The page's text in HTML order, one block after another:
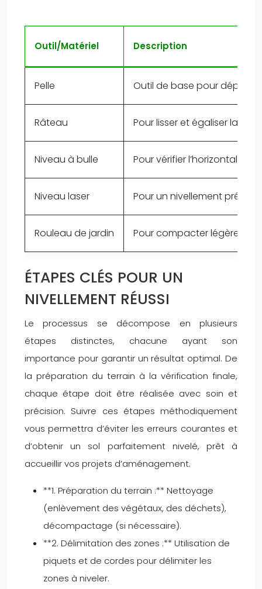
Outil/Matériel Description
Pelle Outil de base pour
Râteau Pour lisser et égaliser la
Niveau à bulle Pour vérifier l’horizontalité.
Niveau laser Pour un nivellement précis
Rouleau de jardin Pour compacter
ÉTAPES CLÉS POUR UN
NIVELLEMENT RÉUSSI
Le processus se décompose en plusieurs
étapes distinctes, chacune ayant son
importance pour garantir un résultat optimal. De
la préparation du terrain à la vérification finale,
chaque étape doit être réalisée avec soin et
précision. Suivre ces étapes méthodiquement
vous permettra d’éviter les erreurs courantes et
d’obtenir un sol parfaitement nivelé, prêt à
accueillir vos projets d’aménagement.
**1. Préparation du terrain :** Nettoyage
(enlèvement des végétaux, des déchets),
décompactage (si nécessaire).
**2. Délimitation des zones :** Utilisation de
piquets et de cordes pour délimiter les
zones à niveler.